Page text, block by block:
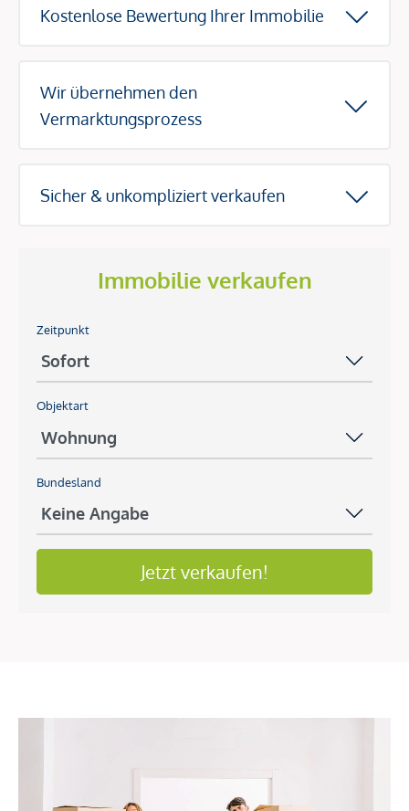
Kostenlose Bewertung Ihrer Immobilie
Wir übernehmen den
Vermarktungsprozess
Sicher & unkompliziert verkaufen
Immobilie verkaufen
Zeitpunkt
Objektart
Bundesland
Jetzt verkaufen!